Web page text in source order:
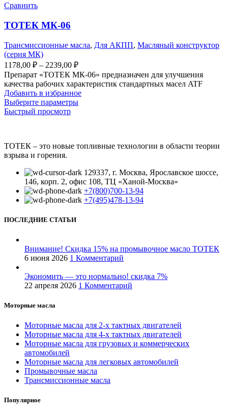
странице
Сравнить
ТОТЕК МК-06
Трансмиссионные масла, Для АКПП, Масляный конструктор
(серия МК)
1178,00 ₽ – 2239,00 ₽Диапазон
цен:
1178,00 ₽
–
2239,00 ₽
Препарат «ТОТЕК МК-06» предназначен для улучшения
качества рабочих характеристик стандартных масел ATF
Добавить в избранное
Выберите параметрыЭтот
Опции
на
странице
товара.
Быстрый просмотр
ТОТЕК – это новые топливные технологии в области теории
взрыва и горения.
129337, г. Москва, Ярославское шоссе,
146, корп. 2, офис 108, ТЦ «Ханой-Москва»
+7(800)700-13-94
+7(495)478-13-94
ПОСЛЕДНИЕ СТАТЬИ
Внимание! Скидка 15% на промывочное масло ТОТЕК
6 июня 2026 1 Комментарий
Экономить — это нормально! скидка 7%
22 апреля 2026 1 Комментарий
Моторные масла
Моторные масла для 2-х тактных двигателей
Моторные масла для 4-х тактных двигателей
Моторные масла для грузовых и коммерческих
автомобилей
Моторные масла для легковых автомобилей
Промывочные масла
Трансмиссионные масла
Популярное